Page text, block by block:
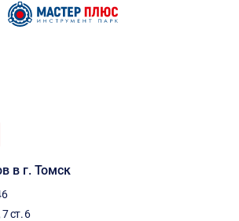
в г. Томск
ст. 6